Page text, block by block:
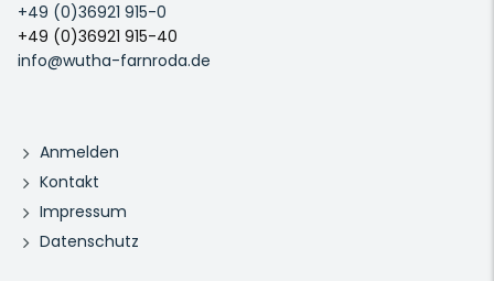
+49 (0)36921 915-0
+49 (0)36921 915-40
info@wutha-farnroda.de
Anmelden
Kontakt
Impressum
Datenschutz